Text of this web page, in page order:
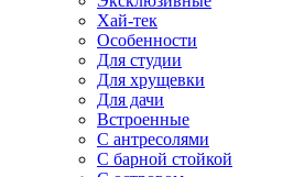
Хай-тек
Особенности
Для студии
Для хрущевки
Для дачи
Встроенные
С антресолями
С барной стойкой